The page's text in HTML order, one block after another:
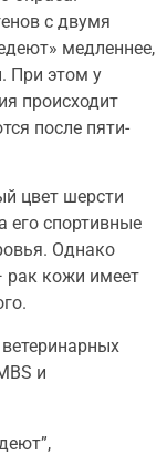
с двумя
медленнее,
При этом у
происходит
после пяти-
цвет шерсти
его спортивные
Однако
рак кожи имеет
и